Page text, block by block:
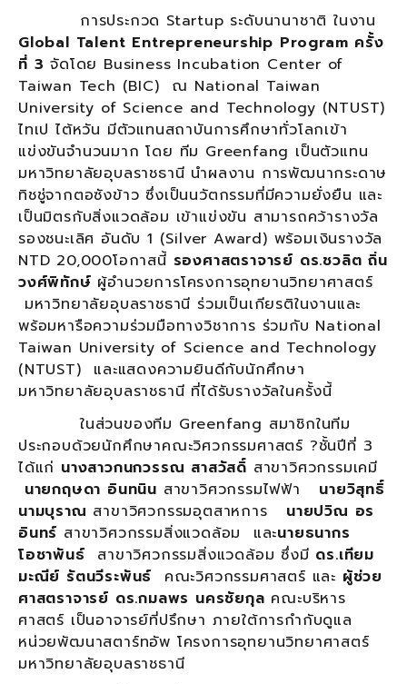
การประกวด Startup ระดับนานาชาติ ในงาน
Global Talent Entrepreneurship Program ครั้ง
ที่ 3จัดโดย Business Incubation Center of
Taiwan Tech (BIC) ณ National Taiwan
University of Science and Technology (NTUST)
ไทเป ไต้หวัน มีตัวแทนสถาบันการศึกษาทั่วโลกเข้า
แข่งขันจำนวนมาก โดย ทีม Greenfang เป็นตัวแทน
มหาวิทยาลัยอุบลราชธานี นำผลงาน การพัฒนากระดาษ
ทิชชู่จากตอซังข้าว ซึ่งเป็นนวัตกรรมที่มีความยั่งยืน และ
เป็นมิตรกับสิ่งแวดล้อม เข้าแข่งขัน สามารถคว้ารางวัล
รองชนะเลิศ อันดับ 1 (Silver Award) พร้อมเงินรางวัล
NTD 20,000โอกาสนี้ รองศาสตราจารย์ ดร.ชวลิต ถิ่น
วงศ์พิทักษ์ ผู้อำนวยการโครงการอุทยานวิทยาศาสตร์
มหาวิทยาลัยอุบลราชธานี ร่วมเป็นเกียรติในงานและ
พร้อมหารือความร่วมมือทางวิชาการ ร่วมกับ National
Taiwan University of Science and Technology
(NTUST) และแสดงความยินดีกับนักศึกษา
มหาวิทยาลัยอุบลราชธานี ที่ได้รับรางวัลในครั้งนี้
ในส่วนของทีม Greenfang สมาชิกในทีม
ประกอบด้วยนักศึกษาคณะวิศวกรรมศาสตร์ ?ชั้นปีที่ 3
ได้แก่ นางสาวกนกวรรณ สาสวัสดิ์ สาขาวิศวกรรมเคมี
นายกฤษดา อินทนิน สาขาวิศวกรรมไฟฟ้า นายวิสุทธิ์
นามบุราณ สาขาวิศวกรรมอุตสาหการ นายปวิณ อร
อินทร์ สาขาวิศวกรรมสิ่งแวดล้อม และนายธนากร
โอชาพันธ์
สาขาวิศวกรรมสิ่งแวดล้อม ซึ่งมี ดร.เทียม
มะณีย์ รัตนวีระพันธ์ คณะวิศวกรรมศาสตร์ และ ผู้ช่วย
ศาสตราจารย์ ดร.กมลพร นครชัยกุล คณะบริหาร
ศาสตร์ เป็นอาจารย์ที่ปรึกษา ภายใต้การกำกับดูแล
หน่วยพัฒนาสตาร์ทอัพ โครงการอุทยานวิทยาศาสตร์
มหาวิทยาลัยอุบลราชธานี